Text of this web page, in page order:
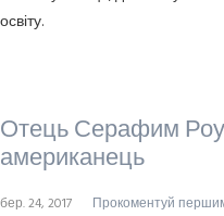
освіту.
Отець Серафим
американець
бер. 24, 2017 Прокоментуй